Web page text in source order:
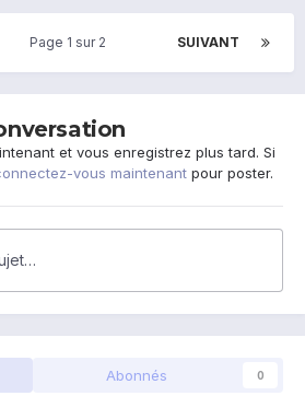
SUIVANT
Page 1 sur 2
et vous enregistrez plus tard. Si
vous maintenant pour poster.
Abonnés 0